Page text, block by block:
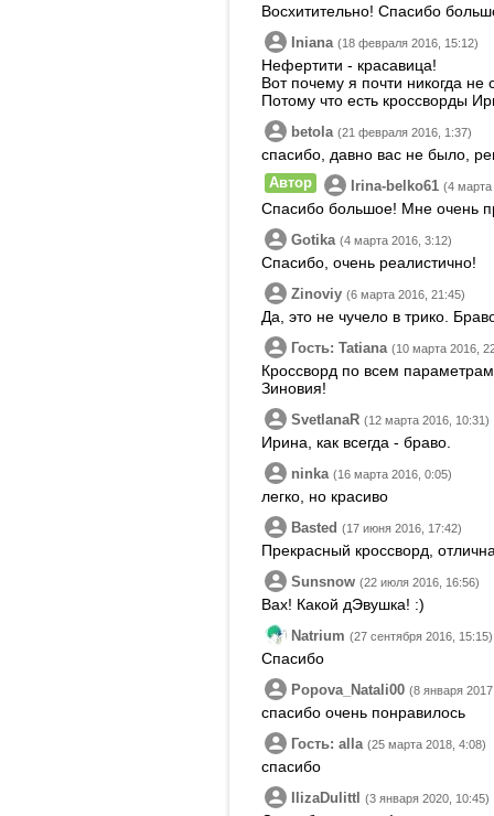
Восхитительно! Спасибо
Iniana (18 февраля 2016, 15:12)
Нефертити - красавица!
Вот почему я почти никогда
Потому что есть кроссворды
betola (21 февраля 2016, 1:37)
спасибо, давно вас не было,
Автор Irina-belko61 (4 марта
Спасибо большое! Мне очень
Gotika (4 марта 2016, 3:12)
Спасибо, очень реалистично!
Zinoviy (6 марта 2016, 21:45)
Да, это не чучело в трико.
Гость: Tatiana (10 марта 2016,
Кроссворд по всем
Зиновия!
SvetlanaR (12 марта 2016, 10:31)
Ирина, как всегда - браво.
ninka (16 марта 2016, 0:05)
легко, но красиво
Basted (17 июня 2016, 17:42)
Прекрасный кроссворд,
Sunsnow (22 июля 2016, 16:56)
Вах! Какой дЭвушка! :)
Natrium (27 сентября 2016, 15:15)
Спасибо
Popova_Natali00 (8 января
спасибо очень понравилось
Гость: alla (25 марта 2018, 4:08)
спасибо
IlizaDulittl (3 января 2020, 10:45)